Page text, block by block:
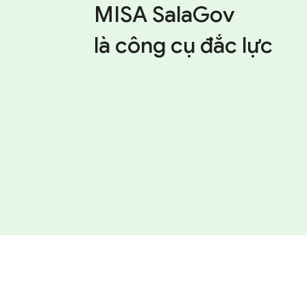
lý
MISA SalaGov
là công cụ đắc lực